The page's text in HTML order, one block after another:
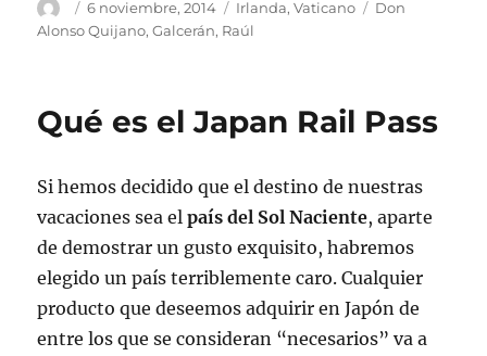
Autor
Publicado
el
6 noviembre, 2014 Categorías
Irlanda,Vaticano Etiquetas
Don
Alonso Quijano,Galcerán, Raúl
Qué es el Japan Rail Pass
Si hemos decidido que el destino de nuestras
vacaciones sea elpaís del Sol Naciente, aparte
de demostrar un gusto exquisito, habremos
elegido un país terriblemente caro. Cualquier
producto que deseemos adquirir en Japón de
entre los que se consideran “necesarios” va a